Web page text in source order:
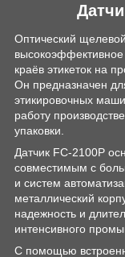
Оптический
высокоэффективное
краёв этикеток на
Он предназначен
этикировочных
работу
упаковки.
Датчик FC-2100P
совместимым с
и систем
металлический
надежность и
интенсивного
С помощью